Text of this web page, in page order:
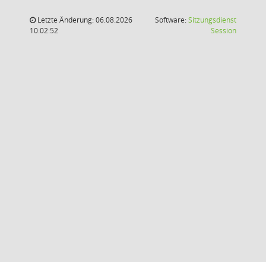
Letzte Änderung: 06.08.2026
10:02:52
Software:Sitzungsdienst
Session(Wird in